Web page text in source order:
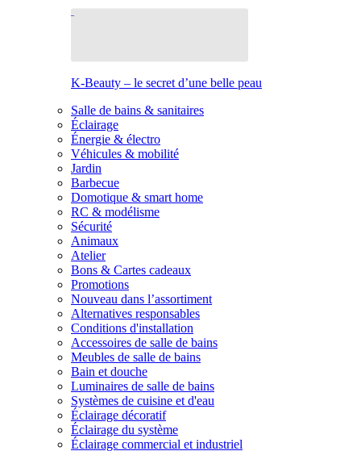
K-Beauty – le secret d’une belle peau
Salle de bains & sanitaires
Éclairage
Énergie & électro
Véhicules & mobilité
Jardin
Barbecue
Domotique & smart home
RC & modélisme
Sécurité
Animaux
Atelier
Bons & Cartes cadeaux
Promotions
Nouveau dans l’assortiment
Alternatives responsables
Conditions d'installation
Accessoires de salle de bains
Meubles de salle de bains
Bain et douche
Luminaires de salle de bains
Systèmes de cuisine et d'eau
Éclairage décoratif
Éclairage du système
Éclairage commercial et industriel